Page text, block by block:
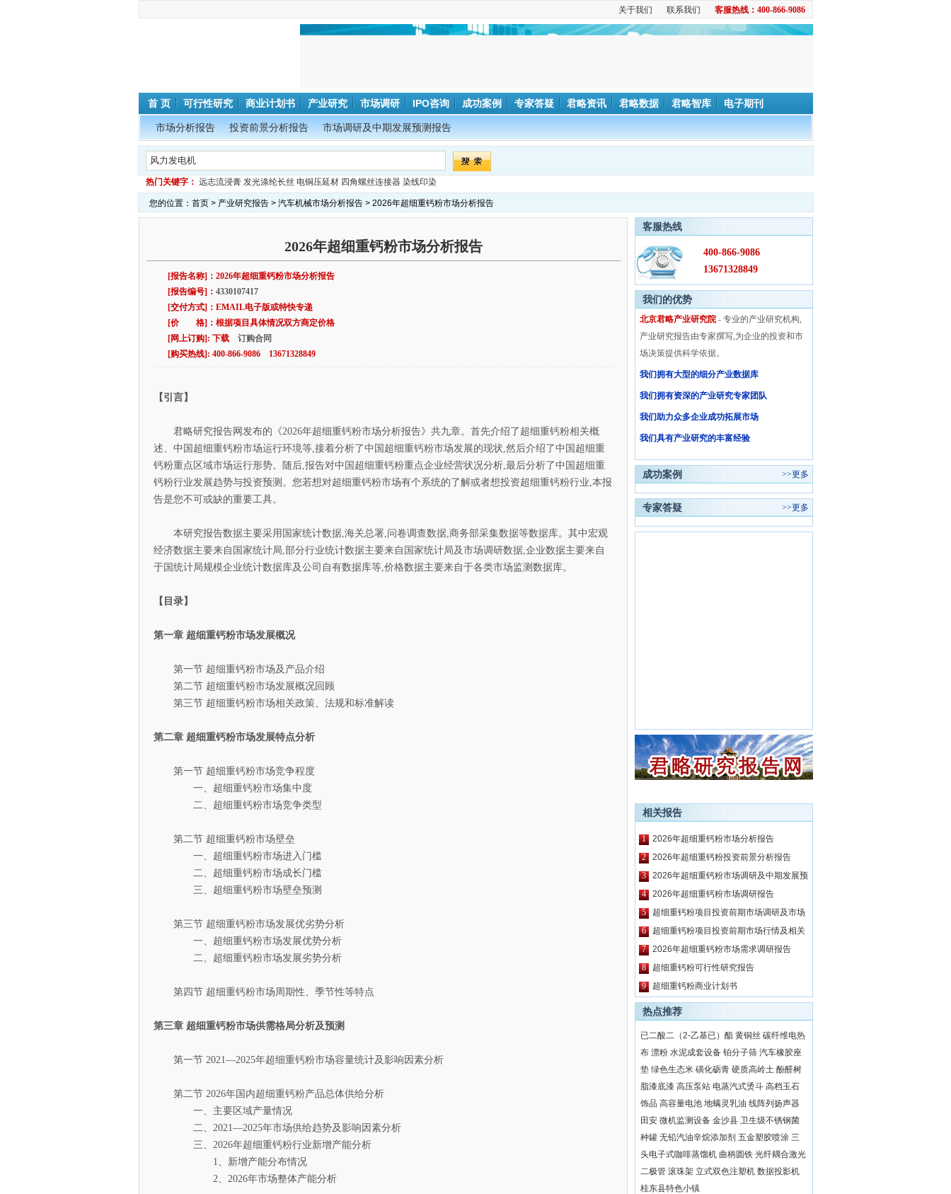
客服热线：400-866-9086
联系我们
关于我们
首 页 可行性研究 商业计划书 产业研究 市场调研 IPO咨询 成功案例 专家答疑 君略资讯 君略数据 君略智库 电子期刊
市场分析报告 投资前景分析报告 市场调研及中期发展预测报告
热门关键字： 远志流浸膏 发光涤纶长丝 电铜压延材 四角螺丝连接器 染线印染
您的位置： 首页> 产业研究报告> 汽车机械市场分析报告> 2026年超细重钙粉市场分析报告
2026年超细重钙粉市场分析报告
[报告名称]：2026年超细重钙粉市场分析报告
[报告编号]： 4330107417
[交付方式]：EMAIL电子版或特快专递
[价 格]：根据项目具体情况双方商定价格
[网上订购]: 下载 订购合同
[购买热线]: 400-866-9086 13671328849
【引言】
君略研究报告网发布的《2026年超细重钙粉市场分析报告》共九章。首先介绍了超细重钙粉相关概
述、中国超细重钙粉市场运行环境等,接着分析了中国超细重钙粉市场发展的现状,然后介绍了中国超细重
钙粉重点区域市场运行形势。随后,报告对中国超细重钙粉重点企业经营状况分析,最后分析了中国超细重
钙粉行业发展趋势与投资预测。您若想对超细重钙粉市场有个系统的了解或者想投资超细重钙粉行业,本报
告是您不可或缺的重要工具。
本研究报告数据主要采用国家统计数据,海关总署,问卷调查数据,商务部采集数据等数据库。其中宏观
经济数据主要来自国家统计局,部分行业统计数据主要来自国家统计局及市场调研数据,企业数据主要来自
于国统计局规模企业统计数据库及公司自有数据库等,价格数据主要来自于各类市场监测数据库。
【目录】
第一章 超细重钙粉市场发展概况
第一节 超细重钙粉市场及产品介绍
第二节 超细重钙粉市场发展概况回顾
第三节 超细重钙粉市场相关政策、法规和标准解读
第二章 超细重钙粉市场发展特点分析
第一节 超细重钙粉市场竞争程度
一、超细重钙粉市场集中度
二、超细重钙粉市场竞争类型
第二节 超细重钙粉市场壁垒
一、超细重钙粉市场进入门槛
二、超细重钙粉市场成长门槛
三、超细重钙粉市场壁垒预测
第三节 超细重钙粉市场发展优劣势分析
一、超细重钙粉市场发展优势分析
二、超细重钙粉市场发展劣势分析
第四节 超细重钙粉市场周期性、季节性等特点
第三章 超细重钙粉市场供需格局分析及预测
第一节 2021—2025年超细重钙粉市场容量统计及影响因素分析
第二节 2026年国内超细重钙粉产品总体供给分析
一、主要区域产量情况
二、2021—2025年市场供给趋势及影响因素分析
三、2026年超细重钙粉行业新增产能分析
1、新增产能分布情况
2、2026年市场整体产能分析
客服热线
400-866-9086
13671328849
我们的优势
北京君略产业研究院- 专业的产业研究机构,
产业研究报告由专家撰写,为企业的投资和市
场决策提供科学依据。
我们拥有大型的细分产业数据库
我们拥有资深的产业研究专家团队
我们助力众多企业成功拓展市场
我们具有产业研究的丰富经验
成功案例 >>更多
专家答疑 >>更多
相关报告
1
2026年超细重钙粉市场分析报告
2
2026年超细重钙粉投资前景分析报告
3
2026年超细重钙粉市场调研及中期发展预
测报告
4
2026年超细重钙粉市场调研报告
5
超细重钙粉项目投资前期市场调研及市场
前景预测报告
6
超细重钙粉项目投资前期市场行情及相关
技术调研报告
7
2026年超细重钙粉市场需求调研报告
8
超细重钙粉可行性研究报告
9
超细重钙粉商业计划书
热点推荐
已二酸二（2-乙基已）酯 黄铜丝 碳纤维电热
布 漂粉 水泥成套设备 铂分子筛 汽车橡胶座
垫 绿色生态米 磺化砺青 硬质高岭土 酚醛树
脂漆底漆 高压泵站 电蒸汽式烫斗 高档玉石
饰品 高容量电池 地螨灵乳油 线阵列扬声器
田安 微机监测设备 金沙县 卫生级不锈钢菌
种罐 无铅汽油辛烷添加剂 五金塑胶喷涂 三
头电子式咖啡蒸馏机 曲柄圆铁 光纤耦合激光
二极管 滚珠架 立式双色注塑机 数据投影机
桂东县特色小镇